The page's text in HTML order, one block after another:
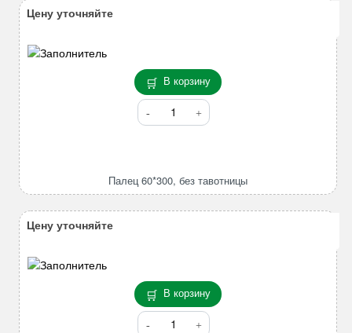
В корзину
Количество
товара
тавотницы
Палец 60*300, без тавотницы
Цену уточняйте
В корзину
Количество
Цену уточняйте